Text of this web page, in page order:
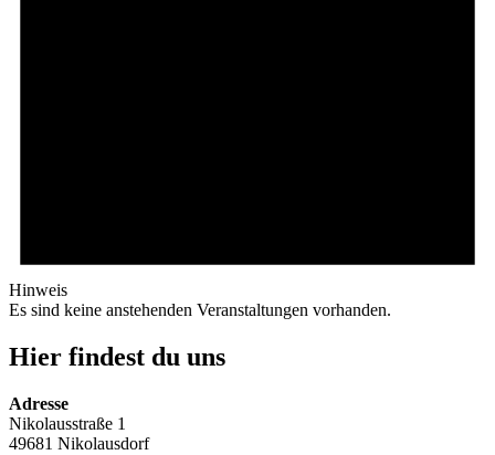
Hinweis
Es sind keine anstehenden Veranstaltungen vorhanden.
Hier findest du uns
Adresse
Nikolausstraße 1
49681 Nikolausdorf